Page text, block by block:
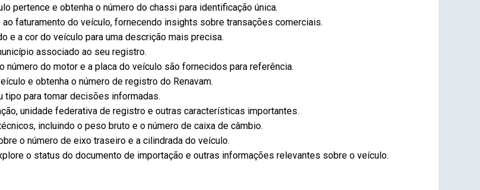
pertence e obtenha o número do chassi para identificação única.
faturamento do veículo, fornecendo insights sobre transações comerciais.
e a cor do veículo para uma descrição mais precisa.
associado ao seu registro.
número do motor e a placa do veículo são fornecidos para referência.
e obtenha o número de registro do Renavam.
tipo para tomar decisões informadas.
unidade federativa de registro e outras características importantes.
incluindo o peso bruto e o número de caixa de câmbio.
o número de eixo traseiro e a cilindrada do veículo.
o status do documento de importação e outras informações relevantes sobre o veículo.